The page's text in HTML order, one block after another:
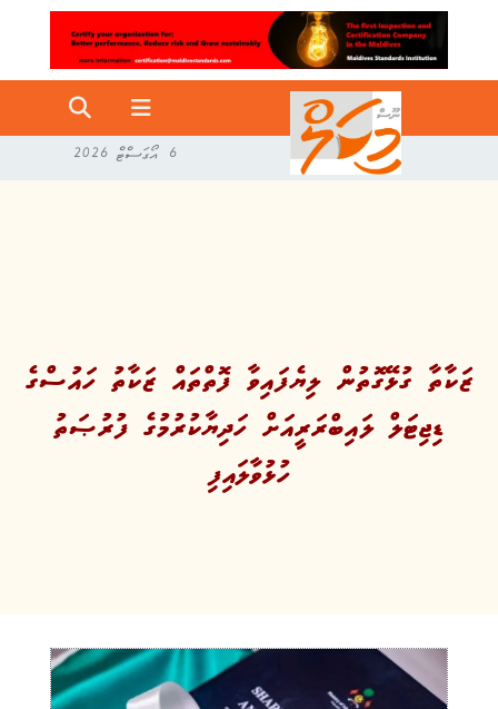
6 އޯގަސްޓް 2026
ޒަކާތާ ގުޅޭގޮތުން ލިޔެފައިވާ ފޮތްތައް ޒަކާތު ހައުސްގެ
ޑިޖިޓަލް ލައިބްރަރީއަށް ހަދިޔާކުރުމުގެ ފުރުޞަތު
ހުޅުވާލައިފި